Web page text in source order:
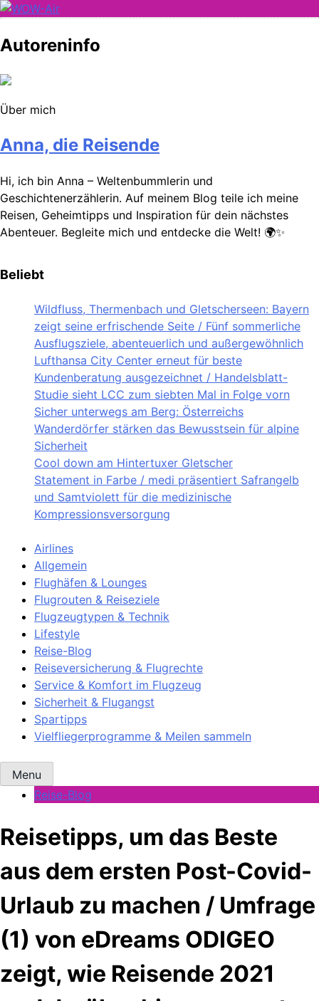
Skip
content
WOW-Air
Autoreninfo
Über mich
Anna, die Reisende
Hi, ich bin Anna – Weltenbummlerin und
Geschichtenerzählerin. Auf meinem Blog teile ich meine
Reisen, Geheimtipps und Inspiration für dein nächstes
Abenteuer. Begleite mich und entdecke die Welt! 🌍✨
Beliebt
Wildfluss, Thermenbach und Gletscherseen: Bayern
zeigt seine erfrischende Seite / Fünf sommerliche
Ausflugsziele, abenteuerlich und außergewöhnlich
Lufthansa City Center erneut für beste
Kundenberatung ausgezeichnet / Handelsblatt-
Studie sieht LCC zum siebten Mal in Folge vorn
Sicher unterwegs am Berg: Österreichs
Wanderdörfer stärken das Bewusstsein für alpine
Sicherheit
Cool down am Hintertuxer Gletscher
Statement in Farbe / medi präsentiert Safrangelb
und Samtviolett für die medizinische
Kompressionsversorgung
Airlines
Allgemein
Flughäfen & Lounges
Flugrouten & Reiseziele
Flugzeugtypen & Technik
Lifestyle
Reise-Blog
Reiseversicherung & Flugrechte
Service & Komfort im Flugzeug
Sicherheit & Flugangst
Spartipps
Vielfliegerprogramme & Meilen sammeln
Menu
Reise-Blog
Reisetipps, um das Beste
aus dem ersten Post-Covid-
Urlaub zu machen / Umfrage
(1) von eDreams ODIGEO
zeigt, wie Reisende 2021